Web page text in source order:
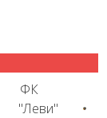
ФК
"Леви"